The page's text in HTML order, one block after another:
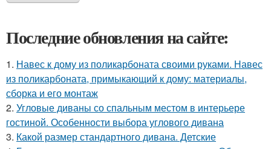
Последние обновления на сайте:
1. Навес к дому из поликарбоната своими руками. Навес
из поликарбоната, примыкающий к дому: материалы,
сборка и его монтаж
2. Угловые диваны со спальным местом в интерьере
гостиной. Особенности выбора углового дивана
3. Какой размер стандартного дивана. Детские